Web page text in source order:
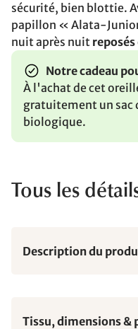
sécurité, bien blottie.
papillon « Alata-
nuit après nuit
Notre cadeau
À l'achat de cet
gratuitement un sac
biologique.
Tous les
Description du
Tissu, dimensions &